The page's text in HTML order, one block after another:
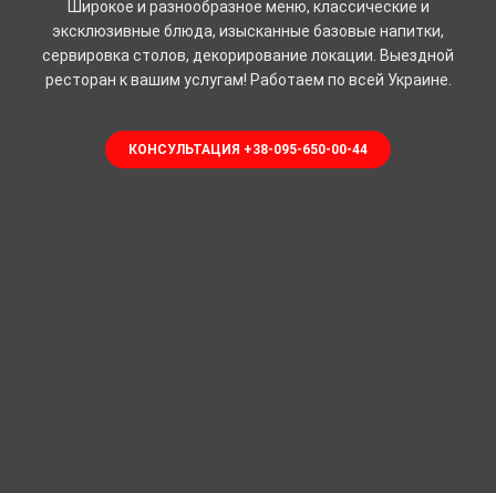
Широкое и разнообразное меню, классические и
эксклюзивные блюда, изысканные базовые напитки,
сервировка столов, декорирование локации. Выездной
ресторан к вашим услугам! Работаем по всей Украине.
КОНСУЛЬТАЦИЯ +38-095-650-00-44